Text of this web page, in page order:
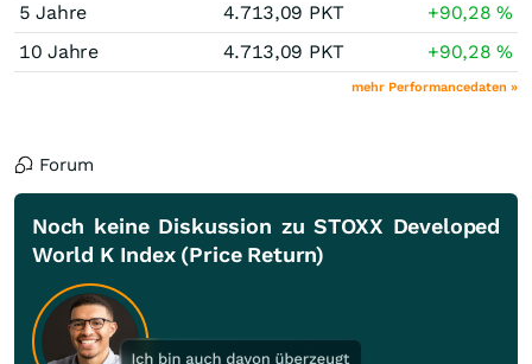
5 Jahre
4.713,09 PKT +90,28%
10 Jahre
4.713,09 PKT +90,28%
mehr Performancedaten »
Forum
Noch keine Diskussion zu STOXX Developed
World K Index (Price Return)